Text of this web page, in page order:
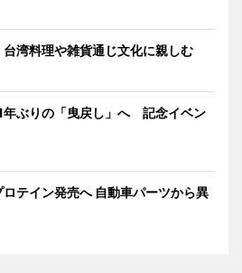
湾料理や雑貨通じ文化に親しむ
年ぶりの「曳戻し」へ 記念イベン
テイン発売へ 自動車パーツから異